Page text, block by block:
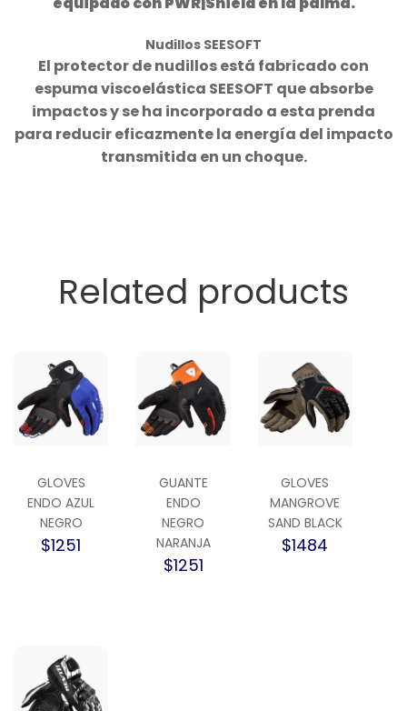
Nudillos SEESOFT
El protector de nudillos está fabricado con
espuma viscoelástica SEESOFT que absorbe
impactos y se ha incorporado a esta prenda
para reducir eficazmente la energía del impacto
transmitida en un choque.
Related products
GLOVES
ENDO AZUL
NEGRO
$1251
GUANTE
ENDO
NEGRO
NARANJA
$1251
GLOVES
MANGROVE
SAND BLACK
$1484